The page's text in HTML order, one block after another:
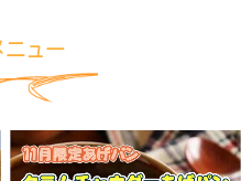
らせ
情報
合わせ
ュー